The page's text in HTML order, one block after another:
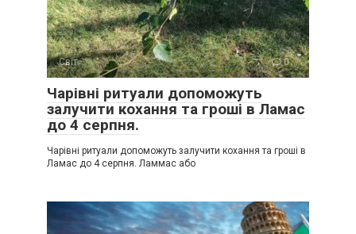
Світ 0
Чарівні ритуали допоможуть
залучити кохання та гроші в Ламас
до 4 серпня.
Чарівні ритуали допоможуть залучити кохання та гроші в
Ламас до 4 серпня. Ламмас або